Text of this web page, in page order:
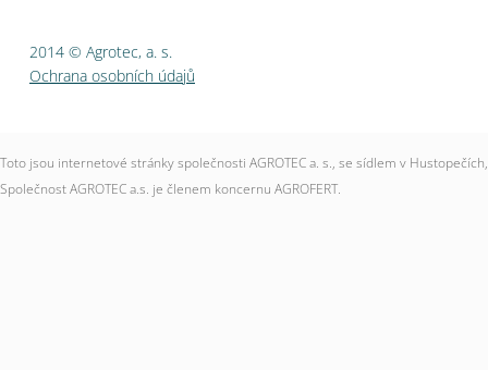
2014 © Agrotec, a. s.
Ochrana osobních údajů
Toto jsou internetové stránky společnosti AGROTEC a. s., se sídlem v
Společnost AGROTEC a.s. je členem koncernu AGROFERT.